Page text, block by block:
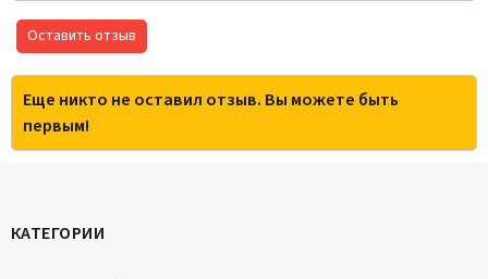
Оставить отзыв
Еще никто не оставил отзыв. Вы можете быть
первым!
КАТЕГОРИИ